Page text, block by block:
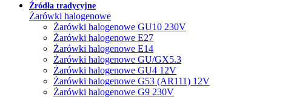
Źródła tradycyjne
Żarówki halogenowe
Żarówki halogenowe GU10 230V
Żarówki halogenowe E27
Żarówki halogenowe E14
Żarówki halogenowe GU/GX5.3
Żarówki halogenowe GU4 12V
Żarówki halogenowe G53 (AR111) 12V
Żarówki halogenowe G9 230V